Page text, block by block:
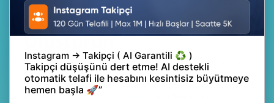
Özgün İçerikler
Oluşturun
Fotoğraf, hikâye, video paylaşımları takipçi sayısının hızlı
bir şekilde artmasını sağlayacaktır. Ancak özgün ve de daha
önce paylaşılmamış içerikler bulmanız, bu içeriklerin diğer
kullanıcılar arasında paylaşılmasını sağlayacak ve bu